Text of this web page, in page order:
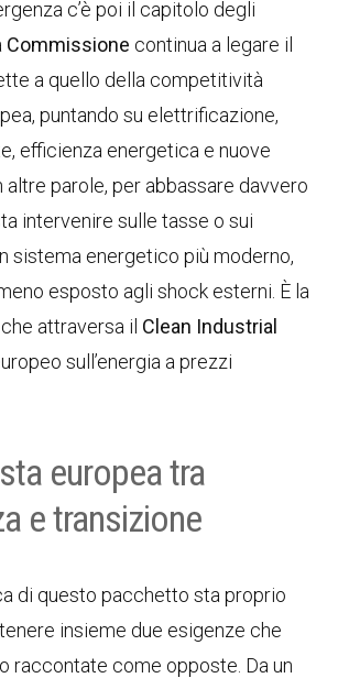
c’è poi il capitolo degli
Commissione continua a legare il
a quello della competitività
puntando su elettrificazione,
efficienza energetica e nuove
altre parole, per abbassare davvero
intervenire sulle tasse o sui
sistema energetico più moderno,
esposto agli shock esterni. È la
attraversa il Clean Industrial
sull’energia a prezzi
europea tra
e transizione
di questo pacchetto sta proprio
insieme due esigenze che
raccontate come opposte. Da un